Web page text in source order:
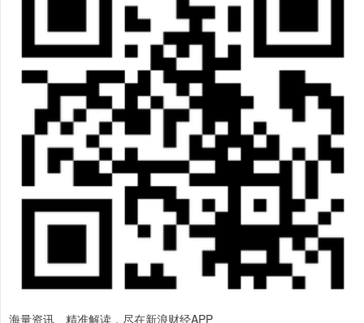
海量资讯、精准解读，尽在新浪财经APP